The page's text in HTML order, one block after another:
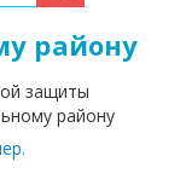
району
защиты
району